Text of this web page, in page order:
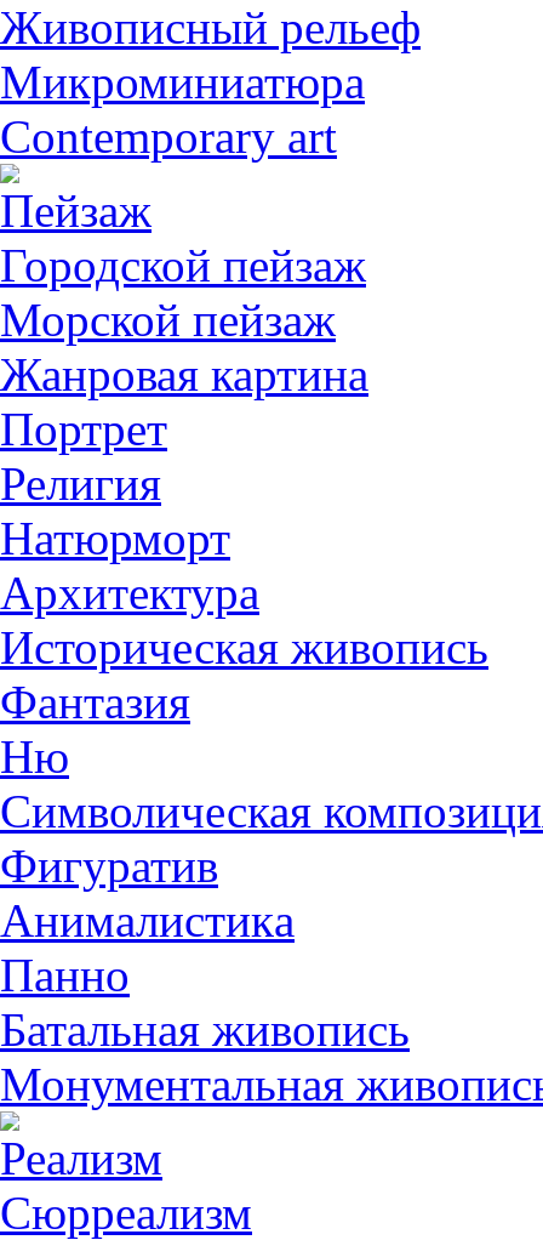
Живописный рельеф
Микроминиатюра
Contemporary art
Пейзаж
Городской пейзаж
Морской пейзаж
Жанровая картина
Портрет
Религия
Натюрморт
Архитектура
Историческая живопись
Фантазия
Ню
Символическая
Фигуратив
Анималистикa
Панно
Батальная живопись
Монументальная
Реализм
Сюрреализм